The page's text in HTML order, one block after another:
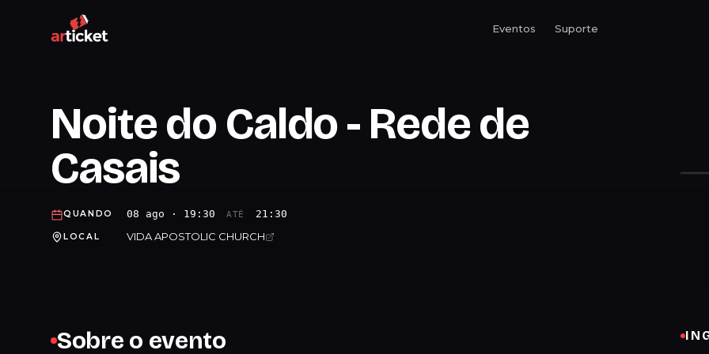
Eventos Suporte
Noite do Caldo - Rede de
Casais
QUANDO 08 ago · 19:30 ATÉ 21:30
LOCAL VIDA APOSTOLIC CHURCH
Sobre o evento